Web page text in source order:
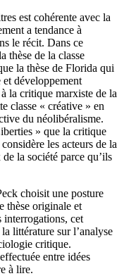
est cohérente avec la
a tendance à
le récit. Dans ce
thèse de la classe
la thèse de Florida qui
développement
la critique marxiste de la
classe « créative » en
du néolibéralisme.
» que la critique
les acteurs de la
la société parce qu’ils
choisit une posture
thèse originale et
interrogations, cet
littérature sur l’analyse
critique.
entre idées
à lire.